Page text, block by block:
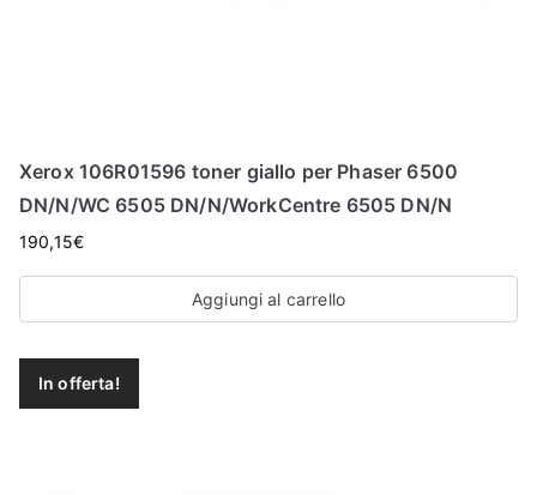
Xerox 106R01596 toner giallo per Phaser 6500
DN/N/WC 6505 DN/N/WorkCentre 6505 DN/N
190,15€
Aggiungi al carrello
In offerta!